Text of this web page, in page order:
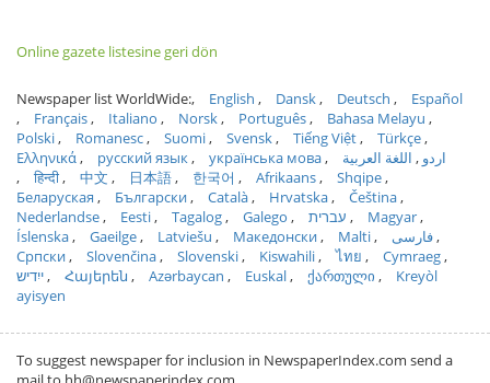
Online gazete listesine geri dön
Newspaper list WorldWide: English Dansk Deutsch
Español
Français
Italiano Norsk Português
Bahasa Melayu
Polski
Romanesc Suomi Svensk Tiếng Việt
Türkçe
Ελληνικά
русский язык українська мова اردو
اللغة العربية
हिन्दी
中文 日本語 한국어 Afrikaans
Shqipe
Беларуская
Български Català Hrvatska
Čeština
Nederlandse
Eesti Tagalog Galego עברית
Magyar
Íslenska
Gaeilge Latviešu Македонски Malti
فارسی
Српски
Slovenčina Slovenski Kiswahili ไทย
Cymraeg
ייִדיש
Հայերեն Azərbaycan Euskal ქართული
Kreyòl
ayisyen
To suggest newspaper for inclusion in NewspaperIndex.com send a